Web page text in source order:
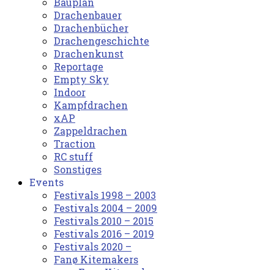
Drachenbauer
Drachenbücher
Drachengeschichte
Drachenkunst
Reportage
Empty Sky
Indoor
Kampfdrachen
xAP
Zappeldrachen
Traction
RC stuff
Sonstiges
Events
Festivals 1998 – 2003
Festivals 2004 – 2009
Festivals 2010 – 2015
Festivals 2016 – 2019
Festivals 2020 –
Fanø Kitemakers